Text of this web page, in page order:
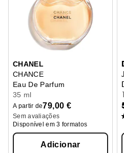
CHANEL
CHANCE
Eau De Parfum
35 ml
A partir de79,00 €
Sem avaliações
Disponível em 3 formatos
Adicionar